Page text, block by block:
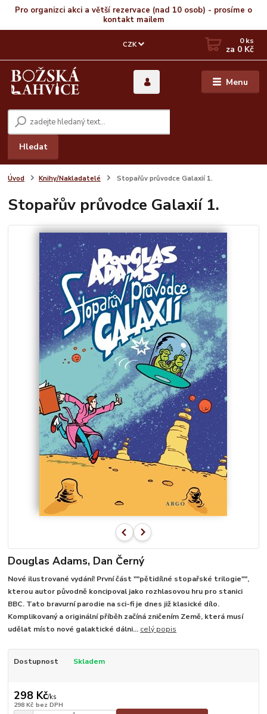
Pro organizci akci a větší rezervace (nad 10 osob) - prosíme o
kontakt mailem
Menu
CZK
Hledat
0ks
za 0 Kč
Úvod Knihy/Nakladatelé Stopařův průvodce Galaxií 1.
Stopařův průvodce Galaxií 1.
Douglas Adams, Dan Černý
Nové ilustrované vydání! První část ""pětidílné stopařské trilogie"",
kterou autor původně koncipoval jako rozhlasovou hru pro stanici
BBC. Tato bravurní parodie na sci-fi je dnes již klasické dílo.
Komplikovaný a originální příběh začíná zničením Země, která musí
udělat místo nové galaktické dálni... celý popis
Dostupnost Skladem
298 Kč/ks
298 Kč bez DPH